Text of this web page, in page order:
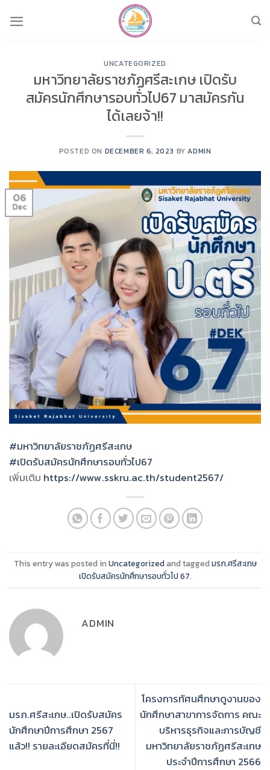
UNCATEGORIZED
มหาวิทยาลัยราชภัฏศรีสะเกษ เปิดรับ
สมัครนักศึกษารอบทั่วไป67 มาสมัครกัน
ได้เลยจ้า!!
POSTED ON DECEMBER 6, 2023 BYADMIN
06
Dec
#มหาวิทยาลัยราชภัฏศรีสะเกษ
#เปิดรับสมัครนักศึกษารอบทั่วไป67
เพิ่มเติม https://www.sskru.ac.th/student2567/
This entry was posted in Uncategorizedand tagged มรภ.ศรีสะเกษ
เปิดรับสมัครนักศึกษารอบทั่วไป 67.
ADMIN
มรภ.ศรีสะเกษ..เปิดรับสมัคร
นักศึกษาปีการศึกษา 2567
แล้ว!! รายละเอียดสมัครที่นี่!!
โครงการทัศนศึกษาดูงานของ
นักศึกษาสาขาการจัดการ คณะ
บริหารธุรกิจและการบัญชี
มหาวิทยาลัยราชภัฏศรีสะเกษ
ประจำปีการศึกษา 2566